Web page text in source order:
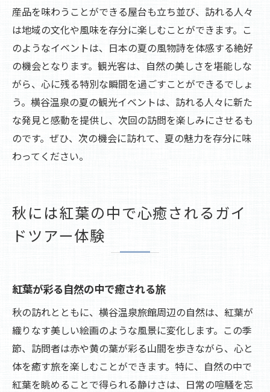
産品を味わうことができる屋台も立ち並び、訪れる人々
は地域の文化や風味を存分に楽しむことができます。こ
のようなイベントは、日本の夏の風物詩を体感する絶好
の機会となります。観光客は、自然の美しさを堪能しな
がら、心に残る特別な瞬間を過ごすことができるでしょ
う。横谷温泉の夏の観光イベントは、訪れる人々に新た
な発見と感動を提供し、次回の訪問を楽しみにさせるも
のです。ぜひ、次の機会に訪れて、夏の魅力を存分に味
わってください。
秋には紅葉の中で心癒されるガイ
ドツアー体験
紅葉が彩る自然の中で癒される旅
秋の訪れとともに、横谷温泉旅館周辺の自然は、紅葉が
織りなす美しい絵画のような風景に変化します。この季
節、訪問者は赤や黄の葉が彩る山間を歩きながら、心と
体を癒す旅を楽しむことができます。特に、自然の中で
紅葉を眺めることで得られる静けさは、日常の喧騒を忘